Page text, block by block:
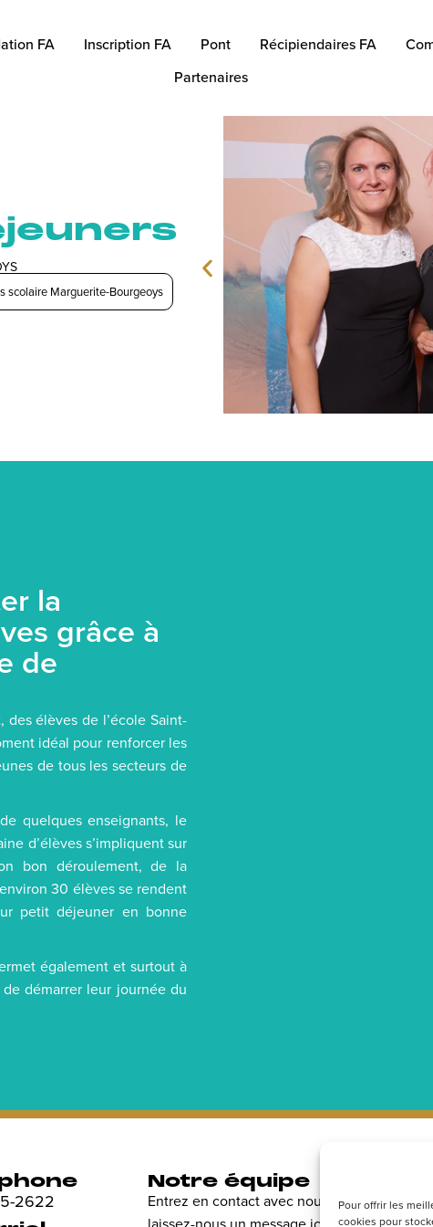
Pour offrir les
cookies pour
FA Inscription FA Pont Récipiendaires FA
Partenaires
scolaire Marguerite-Bourgeoys
la
grâce à
de
élèves de l’école Saint-
idéal pour renforcer les
de tous les secteurs de
quelques enseignants, le
d’élèves s’impliquent sur
bon déroulement, de la
30 élèves se rendent
petit déjeuner en bonne
également et surtout à
démarrer leur journée du
2622
Notre équipe
Entrez en contact avec nous et